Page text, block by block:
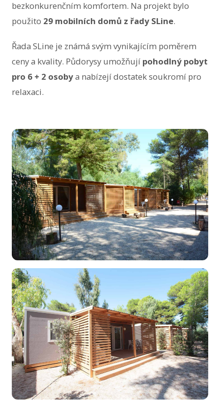
bezkonkurenčním komfortem. Na projekt bylo
použito 29 mobilních domů z řady SLine.
Řada SLine je známá svým vynikajícím poměrem
ceny a kvality. Půdorysy umožňují pohodlný pobyt
pro 6 + 2 osobya nabízejí dostatek soukromí pro
relaxaci.